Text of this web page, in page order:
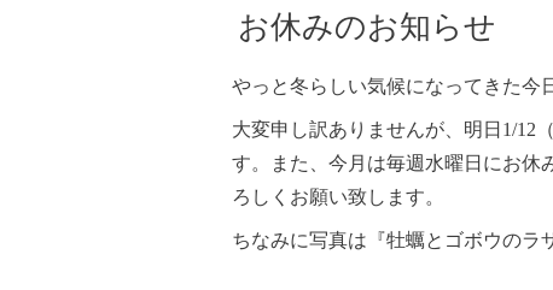
お休みのお知らせ
やっと冬らしい気候になってきた今
大変申し訳ありませんが、明日1/12
す。また、今月は毎週水曜日にお休
ろしくお願い致します。
ちなみに写真は『牡蠣とゴボウのラ